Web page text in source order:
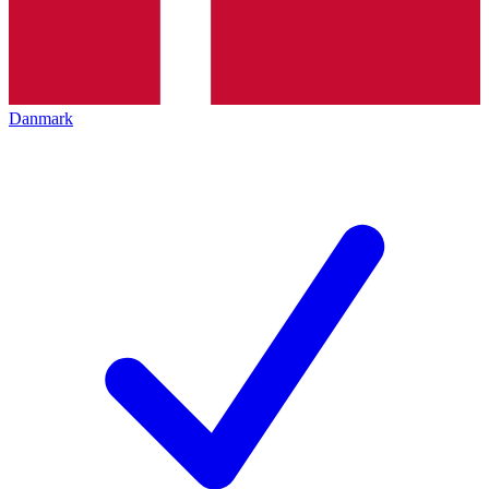
Danmark